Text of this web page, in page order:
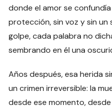
donde el amor se
protección, sin voz y sin un
golpe, cada palabra no
sembrando en él una
Años después, esa herida
un crimen irreversible: la
desde ese momento,